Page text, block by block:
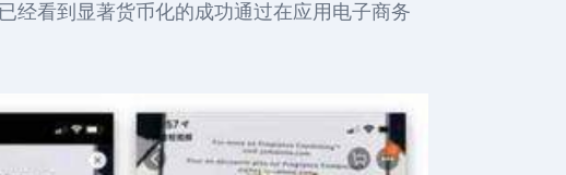
经看到显著货币化的成功通过在应用电子商务